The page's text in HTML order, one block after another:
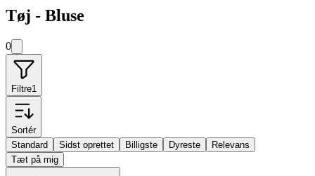
Tøj - Bluse
0
Filtre1
Sortér
Standard
Sidst oprettet Billigste Dyreste
Relevans
Tæt på mig